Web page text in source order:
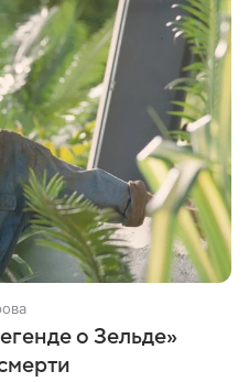
о Зельде»